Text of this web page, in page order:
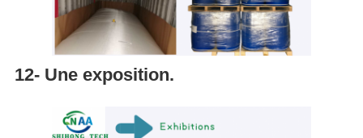
12- Une exposition.